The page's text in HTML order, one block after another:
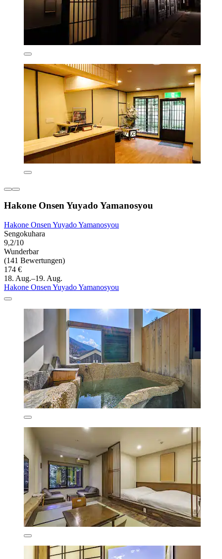
Hakone Onsen Yuyado Yamanosyou
Hakone Onsen Yuyado Yamanosyou
Sengokuhara
9,2/10
Wunderbar
(141 Bewertungen)
174 €
18. Aug.–19. Aug.
Hakone Onsen Yuyado Yamanosyou